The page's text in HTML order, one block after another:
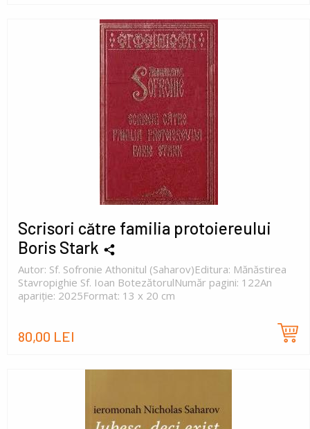
Scrisori către familia protoiereului
Boris Stark
Autor: Sf. Sofronie Athonitul (Saharov)Editura: Mănăstirea
Stavropighie Sf. Ioan BotezătorulNumăr pagini: 122An
apariție: 2025Format: 13 x 20 cm
80,00 LEI